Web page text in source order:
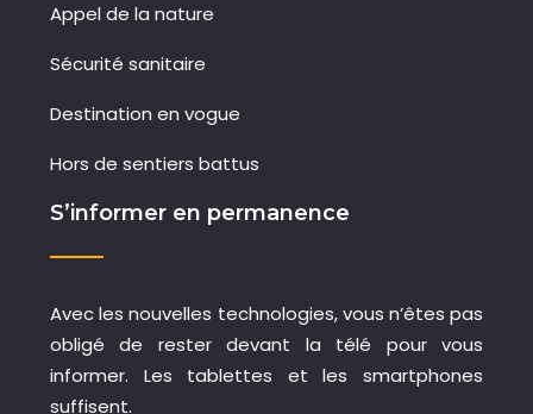
Appel de la nature
Sécurité sanitaire
Destination en vogue
Hors de sentiers battus
S’informer en permanence
Avec les nouvelles technologies, vous n’êtes pas
obligé de rester devant la télé pour vous
informer. Les tablettes et les smartphones
suffisent.